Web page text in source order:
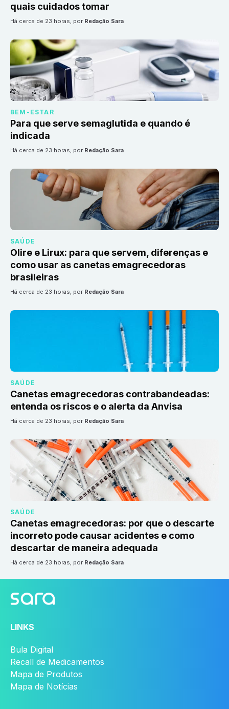
quais cuidados tomar
há cerca de 23 horas, por Redação Sara
BEM-ESTAR
Para que serve semaglutida e quando é
indicada
há cerca de 23 horas, por Redação Sara
SAÚDE
Olire e Lirux: para que servem, diferenças e
como usar as canetas emagrecedoras
brasileiras
há cerca de 23 horas, por Redação Sara
SAÚDE
Canetas emagrecedoras contrabandeadas:
entenda os riscos e o alerta da Anvisa
há cerca de 23 horas, por Redação Sara
SAÚDE
Canetas emagrecedoras: por que o descarte
incorreto pode causar acidentes e como
descartar de maneira adequada
há cerca de 23 horas, por Redação Sara
LINKS
Bula Digital
Recall de Medicamentos
Mapa de Produtos
Mapa de Notícias